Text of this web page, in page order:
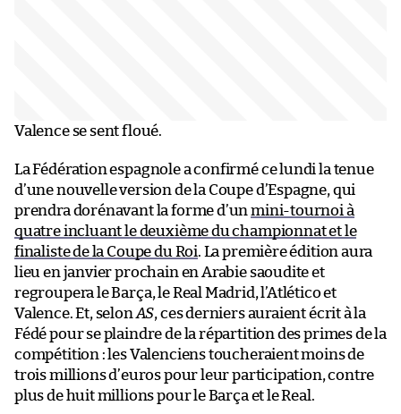
Valence se sent floué.
La Fédération espagnole a confirmé ce lundi la tenue
d’une nouvelle version de la Coupe d’Espagne, qui
prendra dorénavant la forme d’unmini-tournoi à
quatre incluant le deuxième du championnat et le
finaliste de la Coupe du Roi. La première édition aura
lieu en janvier prochain en Arabie saoudite et
regroupera le Barça, le Real Madrid, l’Atlético et
Valence. Et, selon AS, ces derniers auraient écrit à la
Fédé pour se plaindre de la répartition des primes de la
compétition : les Valenciens toucheraient moins de
trois millions d’euros pour leur participation, contre
plus de huit millions pour le Barça et le Real.